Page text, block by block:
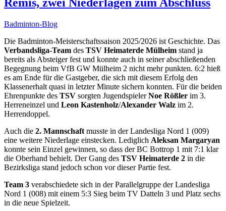
Badminton-Blog
Die Badminton-Meisterschaftssaison 2025/2026 ist Geschichte. Das
Verbandsliga-Team des TSV Heimaterde Mülheim stand ja
bereits als Absteiger fest und konnte auch in seiner abschließenden
Begegnung beim VfB GW Mülheim 2 nicht mehr punkten. 6:2 hieß
es am Ende für die Gastgeber, die sich mit diesem Erfolg den
Klassenerhalt quasi in letzter Minute sichern konnten. Für die beiden
Ehrenpunkte des TSV sorgten JugendspielerNoe Rößler im 3.
Herreneinzel und Leon Kastenholz/Alexander Walz im 2.
Herrendoppel.
Auch die 2. Mannschaft musste in der Landesliga Nord 1 (009)
eine weitere Niederlage einstecken. Lediglich Aleksan Margaryan
konnte sein Einzel gewinnen, so dass der BC Bottrop 1 mit 7:1 klar
die Oberhand behielt. Der Gang des TSV Heimaterde 2 in die
Bezirksliga stand jedoch schon vor dieser Partie fest.
Team 3 verabschiedete sich in der Parallelgruppe der Landesliga
Nord 1 (008) mit einem 5:3 Sieg beim TV Datteln 3 und Platz sechs
in die neue Spielzeit.